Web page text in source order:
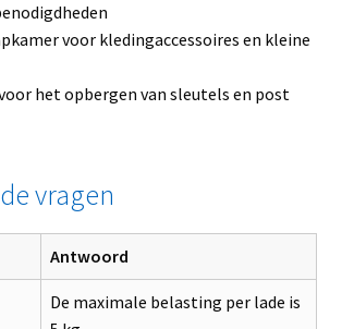
voor kledingaccessoires en kleine
het opbergen van sleutels en post
vragen
Antwoord
De maximale belasting per lade is